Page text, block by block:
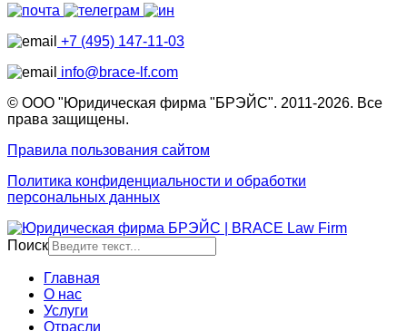
+7 (495) 147-11-03
info@brace-lf.com
© ООО "Юридическая фирма "БРЭЙС". 2011-2026. Все
права защищены.
Правила пользования сайтом
Политика конфиденциальности и обработки
персональных данных
Поиск
Главная
О нас
Услуги
Отрасли